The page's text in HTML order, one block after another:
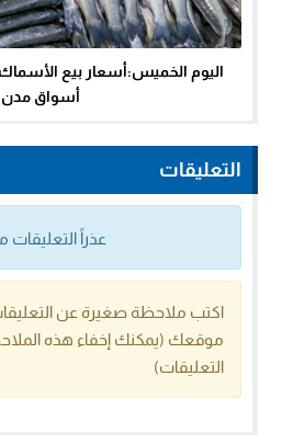
اليوم الخميس:أسعار بيع
أسواق
التعليقات
عذراً التعليقات
اكتب ملاحظة صغيرة عن
موقعك (يمكنك إخفاء هذه
التعليقات)